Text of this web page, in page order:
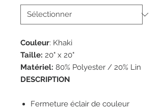
Couleur: Khaki
Taille: 20" x 20"
Matériel: 80% Polyester / 20% Lin
DESCRIPTION
Fermeture éclair de couleur